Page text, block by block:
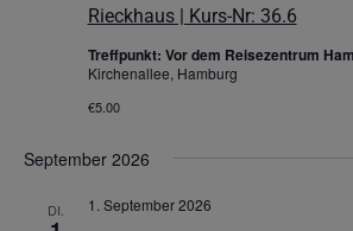
Rieckhaus | Kurs-Nr: 36.6
Treffpunkt: Vor dem Reisezentrum
Kirchenallee, Hamburg
€5.00
September 2026
DI. 1. September 2026